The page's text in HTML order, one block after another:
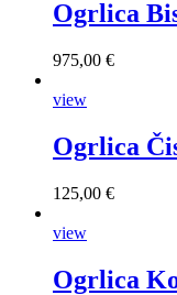
Ogrlica
975,00 €
view
Ogrlica
125,00 €
view
Ogrlica